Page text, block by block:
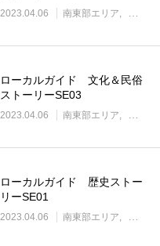
2023.04.06 南東部エリア
ローカルガイド 文化＆民俗
ストーリーSE03
2023.04.06 南東部エリア
ローカルガイド 歴史ストー
リーSE01
2023.04.06 南東部エリア